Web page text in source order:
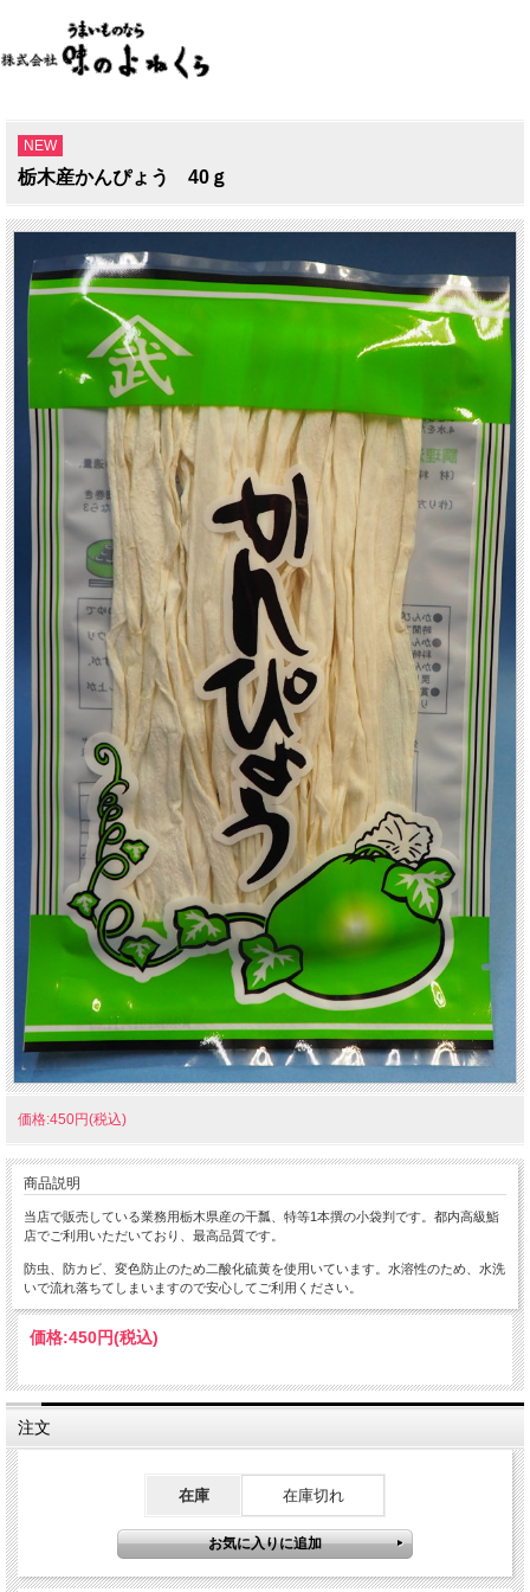
NEW
栃木産かんぴょう 40ｇ
価格:450円(税込)
商品説明
当店で販売している業務用栃木県産の干瓢、特等1本撰の小袋判です。都内高級鮨
店でご利用いただいており、最高品質です。
防虫、防カビ、変色防止のため二酸化硫黄を使用いています。水溶性のため、水洗
いで流れ落ちてしまいますので安心してご利用ください。
価格:450円(税込)
注文
在庫 在庫切れ